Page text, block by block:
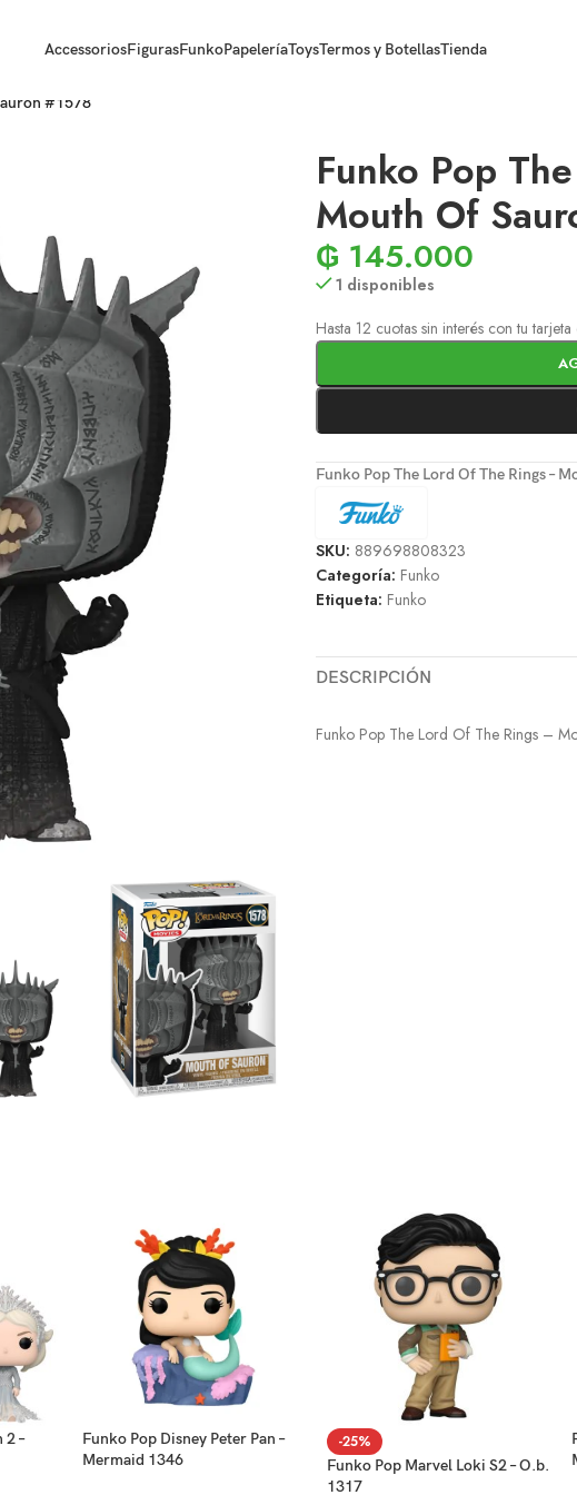
AccessoriosFigurasFunkoPapeleríaToysTermos y BotellasTienda
#1578
Funko Pop
Mouth Of
₲ 145.000
1 disponibles
Hasta 12 cuotas sin interés con tu
Funko Pop The Lord Of The Rings –
SKU: 889698808323
Categoría: Funko
Etiqueta: Funko
DESCRIPCIÓN
Funko Pop The Lord Of The Rings –
2 –
Funko Pop Disney Peter Pan –
Mermaid 1346
-25%
Funko Pop Marvel Loki S2 – O.b.
1317